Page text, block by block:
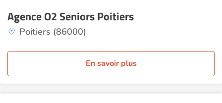
Agence O2 Seniors Poitiers
Poitiers (86000)
En savoir plus